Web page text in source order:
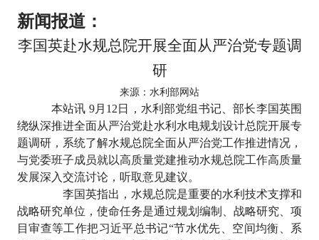
新闻报道：
李国英赴水规总院开展全面从严治党专题调
研
来源：水利部网站
本站讯 9月 12 日，水利部党组书记、部长李国英围
绕纵深推进全面从严治党赴水利水电规划设计总院开展专
题调研，系统了解水规总院全面从严治党工作推进情况，
与党委班子成员就以高质量党建推动水规总院工作高质量
发展深入交流讨论，听取意见建议。
李国英指出，水规总院是重要的水利技术支撑和
战略研究单位，使命任务是通过规划编制、战略研究、项
目审查等工作把习近平总书记“节水优先、空间均衡、系